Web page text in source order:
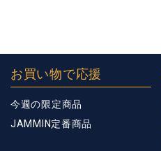
お買い物で応援
今週の限定商品
JAMMIN定番商品